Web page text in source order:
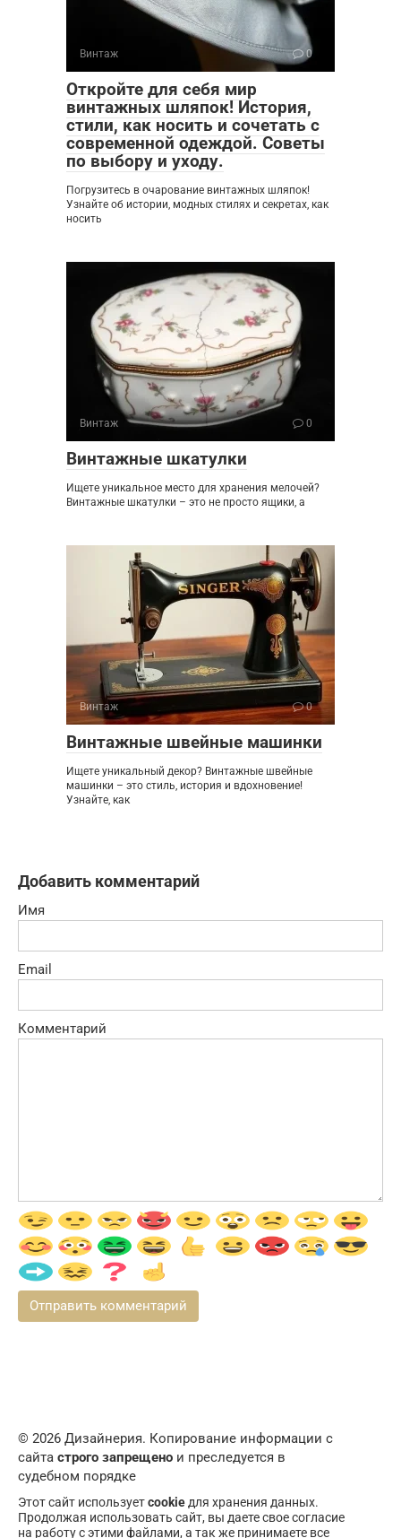
Винтаж 0
Откройте для себя мир
винтажных шляпок! История,
стили, как носить и сочетать с
современной одеждой. Советы
по выбору и уходу.
Погрузитесь в очарование винтажных шляпок!
Узнайте об истории, модных стилях и секретах, как
носить
Винтаж 0
Винтажные шкатулки
Ищете уникальное место для хранения мелочей?
Винтажные шкатулки – это не просто ящики, а
Винтаж 0
Винтажные швейные машинки
Ищете уникальный декор? Винтажные швейные
машинки – это стиль, история и вдохновение!
Узнайте, как
Добавить комментарий
Имя
Email
Комментарий
© 2026 Дизайнерия. Копирование информации с
сайта строго запрещено и преследуется в
судебном порядке
Этот сайт используетcookieдля хранения данных.
Продолжая использовать сайт, вы даете свое согласие
на работу с этими файлами, а так же принимаете все